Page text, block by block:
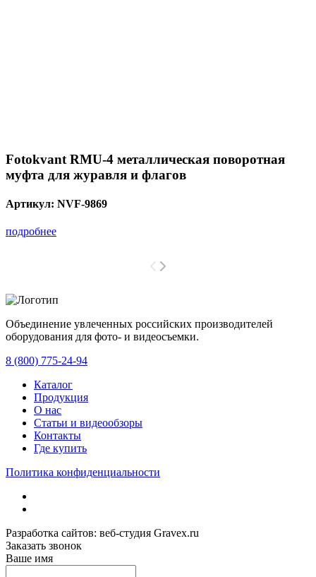
Fotokvant RMU-4 металлическая поворотная
муфта для журавля и флагов
Артикул: NVF-9869
подробнее
Объединение увлеченных российских производителей
оборудования для фото- и видеосъемки.
8 (800) 775-24-94
Каталог
Продукция
О нас
Статьи и видеообзоры
Контакты
Где купить
Политика конфиденциальности
Разработка сайтов: веб-студия Gravex.ru
Заказать звонок
Ваше имя